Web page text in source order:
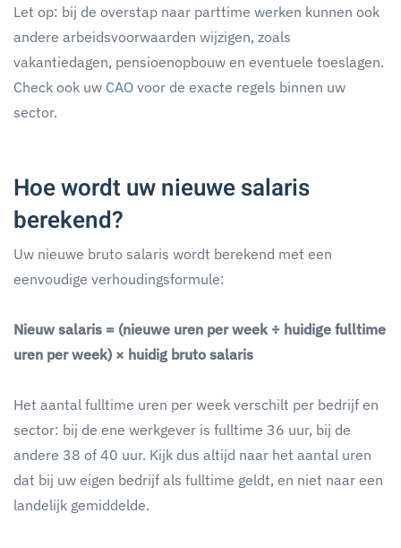
Let op: bij de overstap naar parttime werken kunnen ook
andere arbeidsvoorwaarden wijzigen, zoals
vakantiedagen, pensioenopbouw en eventuele toeslagen.
Check ook uw CAO voor de exacte regels binnen uw
sector.
Hoe wordt uw nieuwe salaris
berekend?
Uw nieuwe bruto salaris wordt berekend met een
eenvoudige verhoudingsformule:
Nieuw salaris = (nieuwe uren per week ÷ huidige fulltime
uren per week) × huidig bruto salaris
Het aantal fulltime uren per week verschilt per bedrijf en
sector: bij de ene werkgever is fulltime 36 uur, bij de
andere 38 of 40 uur. Kijk dus altijd naar het aantal uren
dat bij uw eigen bedrijf als fulltime geldt, en niet naar een
landelijk gemiddelde.